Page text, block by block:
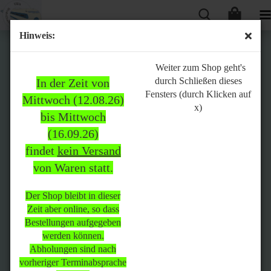
Hinweis:
In der Zeit von
Mittwoch (12.08.26)
bis Mittwoch
(16.09.26)
findet kein Versand
von Waren statt.
Der Shop bleibt in dieser
Zeit aber online, so dass
Bestellungen aufgegeben
werden können.
Abholungen sind nach
vorheriger Terminabsprache
Weiter zum Shop geht's
durch Schließen dieses
Fensters (durch Klicken auf
x)
Bitte
beachten:
In der Zeit von Mittwoch
(12.08.26) bis Mittwoch
(16.09.26)
statt.
Der Shop bleibt in dieser Zeit
aber online, so dass
Bestellungen aufgegeben
werden können.